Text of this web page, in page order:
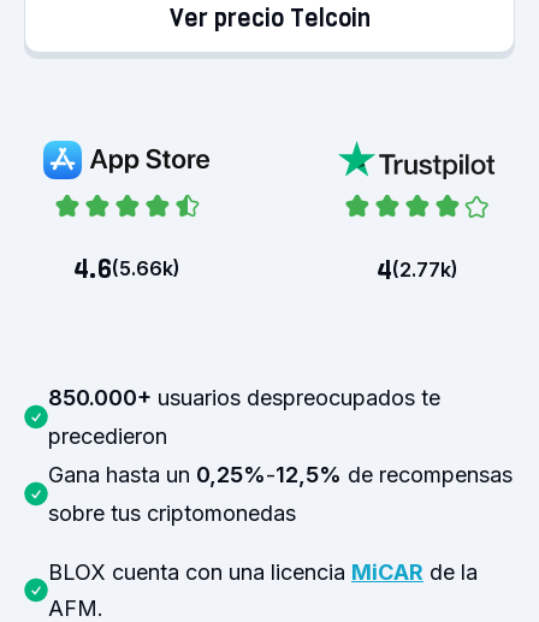
Ver precio Telcoin
4.6(5.66k) 4(2.77k)
850.000+ usuarios despreocupados te
precedieron
Gana hasta un 0,25%-12,5% de recompensas
sobre tus criptomonedas
BLOX cuenta con una licencia MiCAR de la
AFM.